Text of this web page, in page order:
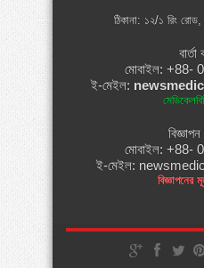
ঠিকানা: ১২/১ রিং
মোবাইল: +88-
ই-মেইল:
মোবাইল: +88-
ই-মেইল:
বিজ্ঞাপনের